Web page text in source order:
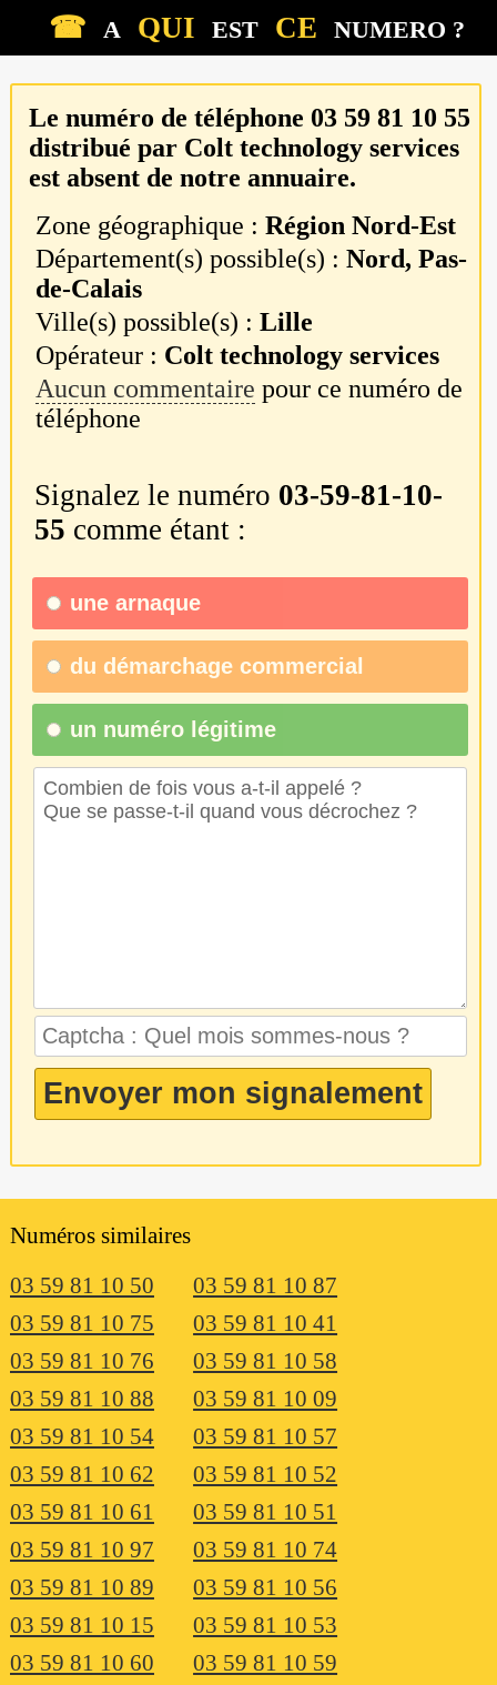
☎ A QUI EST CE NUMERO ?
Le numéro de téléphone 03 59 81 10 55
distribué par Colt technology services
est absent de notre annuaire.
Zone géographique :Région Nord-Est
Département(s) possible(s) :Nord, Pas-
de-Calais
Ville(s) possible(s) :Lille
Opérateur : Colt technology services
Aucun commentaire pour ce numéro de
téléphone
Signalez le numéro 03-59-81-10-
55 comme étant :
une arnaque
du démarchage commercial
un numéro légitime
Numéros similaires
03 59 81 10 50
03 59 81 10 87
03 59 81 10 75
03 59 81 10 41
03 59 81 10 76
03 59 81 10 58
03 59 81 10 88
03 59 81 10 09
03 59 81 10 54
03 59 81 10 57
03 59 81 10 62
03 59 81 10 52
03 59 81 10 61
03 59 81 10 51
03 59 81 10 97
03 59 81 10 74
03 59 81 10 89
03 59 81 10 56
03 59 81 10 15
03 59 81 10 53
03 59 81 10 60
03 59 81 10 59